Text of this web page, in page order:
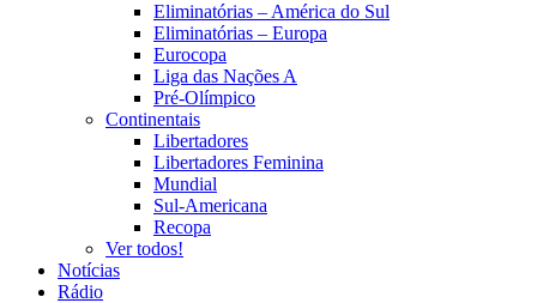
Eliminatórias – América do Sul
Eliminatórias – Europa
Eurocopa
Liga das Nações A
Pré-Olímpico
Continentais
Libertadores
Libertadores Feminina
Mundial
Sul-Americana
Recopa
Ver todos!
Notícias
Rádio